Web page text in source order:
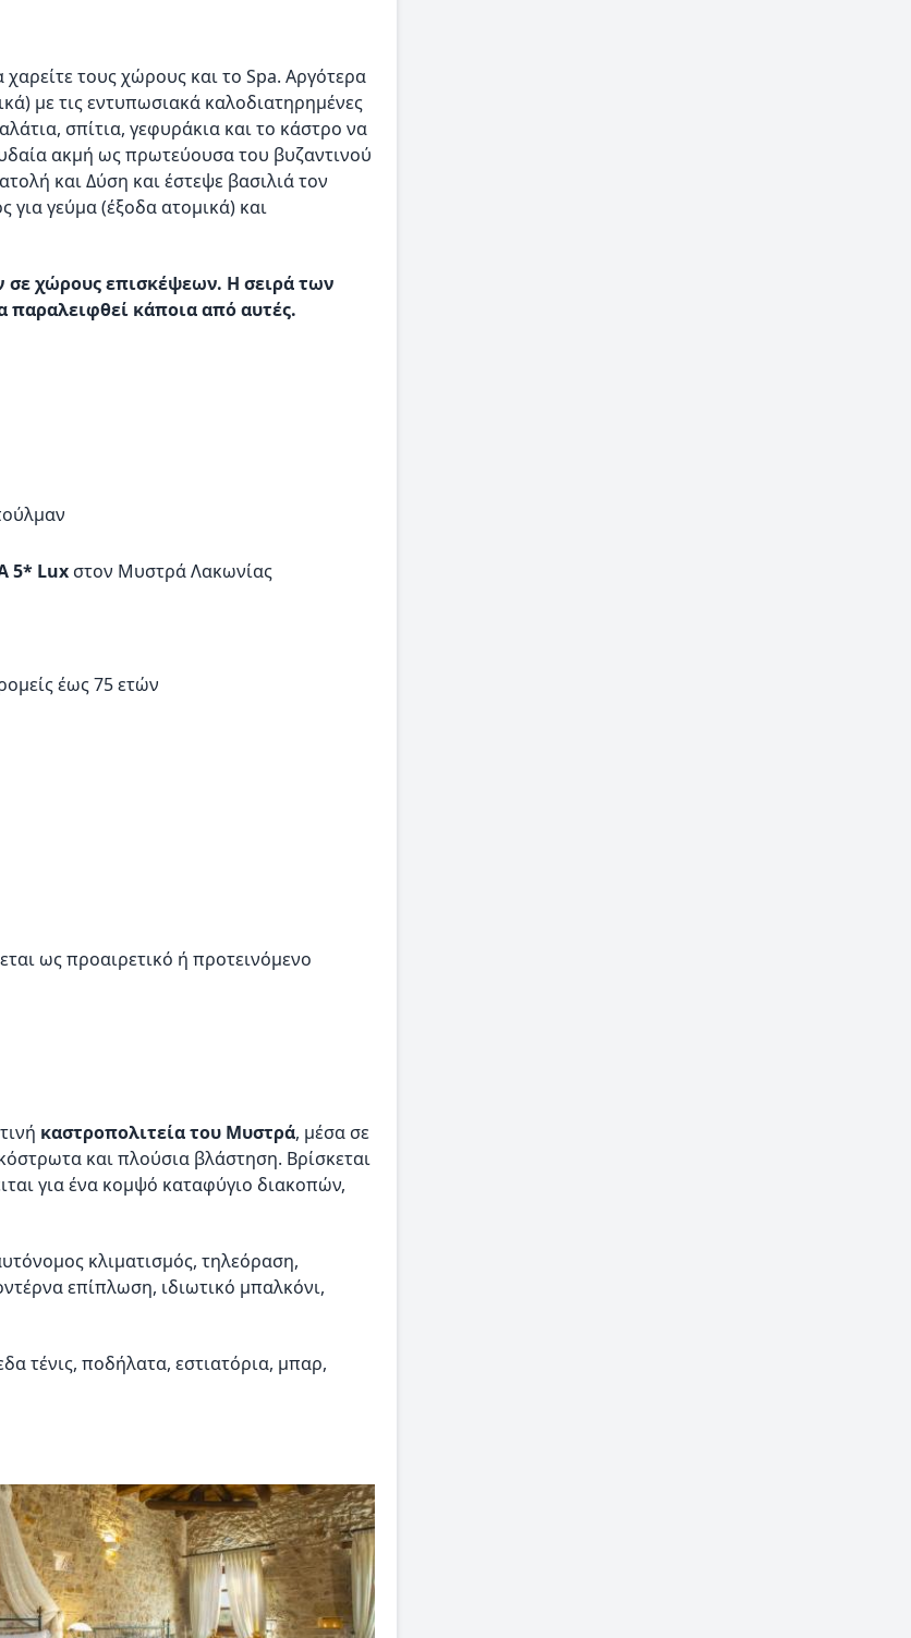
τους χώρους και το Spa. Αργότερα
με τις εντυπωσιακά καλοδιατηρημένες
σπίτια, γεφυράκια και το κάστρο να
ακμή ως πρωτεύουσα του βυζαντινού
και Δύση και έστεψε βασιλιά τον
γεύμα (έξοδα ατομικά) και
σε χώρους επισκέψεων. Η σειρά των
παραλειφθεί κάποια από αυτές.
5* Lux στον Μυστρά Λακωνίας
έως 75 ετών
ως προαιρετικό ή προτεινόμενο
καστροπολιτεία του Μυστρά, μέσα σε
και πλούσια βλάστηση. Βρίσκεται
για ένα κομψό καταφύγιο διακοπών,
κλιματισμός, τηλεόραση,
επίπλωση, ιδιωτικό μπαλκόνι,
τένις, ποδήλατα, εστιατόρια, μπαρ,